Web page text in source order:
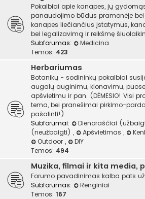
Pokalbiai apie kanapes, jų
panaudojimo būdus pramonėje bei
kanapes liečiančius įstatymus,
bei legalizavimą ir reikšmę
Subforumas:
Medicina
Temos: 423
Herbariumas
Botanikų - sodininkų pokalbiai
augalų auginimu, klonavimu,
apšvietimu ir pan. (DĖMESIO! Visi
tema, bei pranešimai pirkimo-
pašalinti!).
Subforumai:
Dienoraščiai
(neužbaigti) , Apšvietimas ,
Outdoor ,
DIY
Temos: 494
Muzika, filmai ir kita media,
Forumo pavadinimas kalba pats
Subforumas:
Renginiai
Temos: 167